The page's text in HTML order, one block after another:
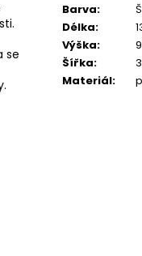
se
Barva:
Délka:
Výška:
Šířka:
Materiál: